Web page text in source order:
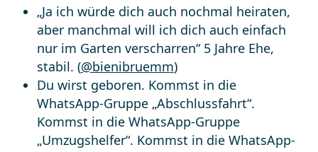
„Ja ich würde dich auch nochmal heiraten,
aber manchmal will ich dich auch einfach
nur im Garten verscharren“ 5 Jahre Ehe,
stabil. (@bienibruemm)
Du wirst geboren. Kommst in die
WhatsApp-Gruppe „Abschlussfahrt“.
Kommst in die WhatsApp-Gruppe
„Umzugshelfer“. Kommst in die WhatsApp-